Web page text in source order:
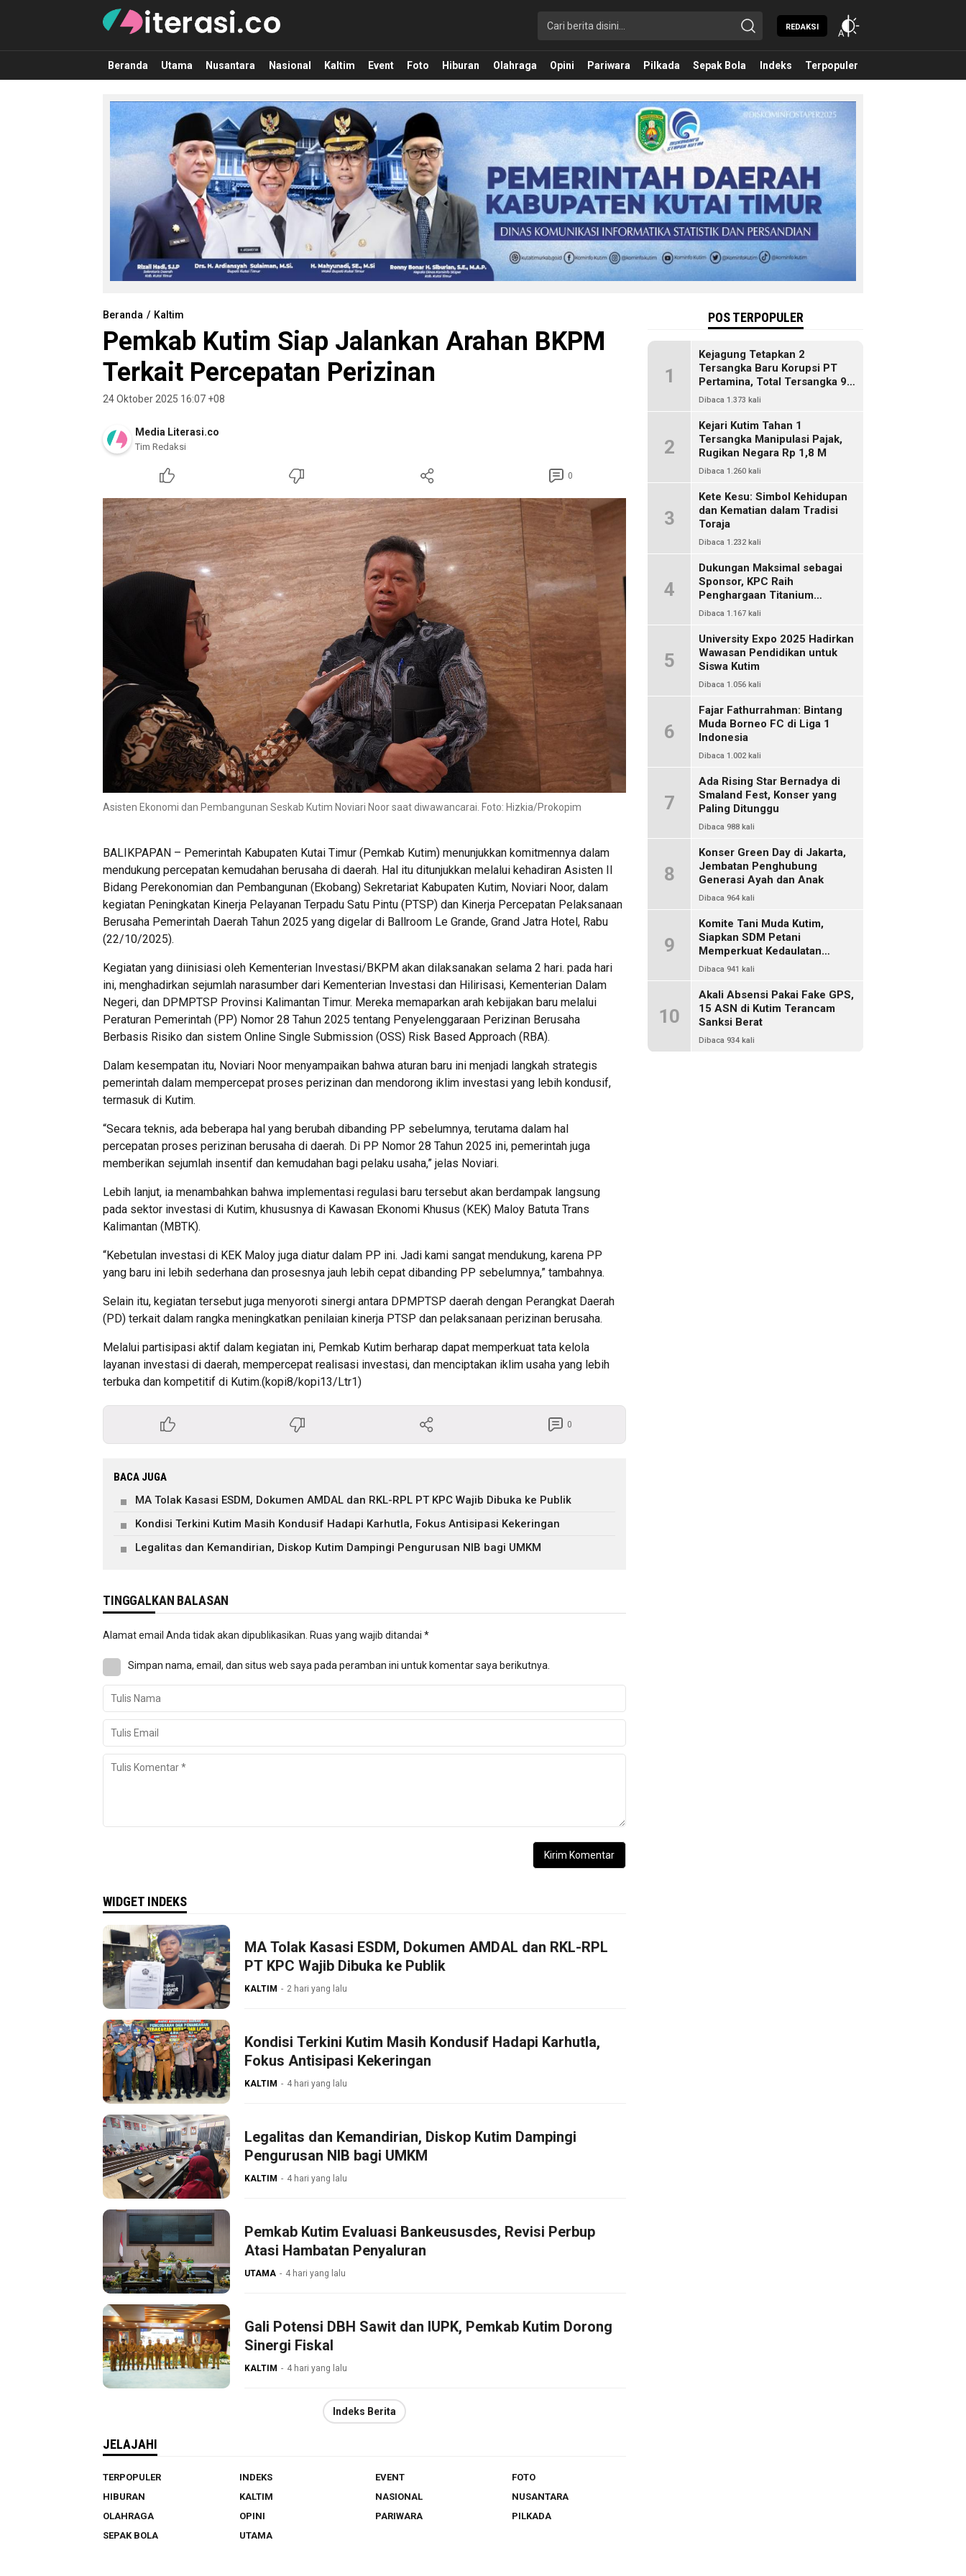
Literasi.co
Pilar Informasi
REDAKSI
Beranda Utama Nusantara Nasional Kaltim Event Foto Hiburan Olahraga Opini Pariwara Pilkada Sepak Bola Indeks Terpopuler
Beranda Kaltim
Pemkab Kutim Siap Jalankan Arahan BKPM
Terkait Percepatan Perizinan
24 Oktober 2025 16:07 +08
Media Literasi.co
Tim Redaksi
0
Asisten Ekonomi dan Pembangunan Seskab Kutim Noviari Noor saat diwawancarai. Foto: Hizkia/Prokopim
BALIKPAPAN – Pemerintah Kabupaten Kutai Timur (Pemkab Kutim) menunjukkan komitmennya dalam
mendukung percepatan kemudahan berusaha di daerah. Hal itu ditunjukkan melalui kehadiran Asisten II
Bidang Perekonomian dan Pembangunan (Ekobang) Sekretariat Kabupaten Kutim, Noviari Noor, dalam
kegiatan Peningkatan Kinerja Pelayanan Terpadu Satu Pintu (PTSP) dan Kinerja Percepatan Pelaksanaan
Berusaha Pemerintah Daerah Tahun 2025 yang digelar di Ballroom Le Grande, Grand Jatra Hotel, Rabu
(22/10/2025).
Kegiatan yang diinisiasi oleh Kementerian Investasi/BKPM akan dilaksanakan selama 2 hari. pada hari
ini, menghadirkan sejumlah narasumber dari Kementerian Investasi dan Hilirisasi, Kementerian Dalam
Negeri, dan DPMPTSP Provinsi Kalimantan Timur. Mereka memaparkan arah kebijakan baru melalui
Peraturan Pemerintah (PP) Nomor 28 Tahun 2025 tentang Penyelenggaraan Perizinan Berusaha
Berbasis Risiko dan sistem Online Single Submission (OSS) Risk Based Approach (RBA).
Dalam kesempatan itu, Noviari Noor menyampaikan bahwa aturan baru ini menjadi langkah strategis
pemerintah dalam mempercepat proses perizinan dan mendorong iklim investasi yang lebih kondusif,
termasuk di Kutim.
“Secara teknis, ada beberapa hal yang berubah dibanding PP sebelumnya, terutama dalam hal
percepatan proses perizinan berusaha di daerah. Di PP Nomor 28 Tahun 2025 ini, pemerintah juga
memberikan sejumlah insentif dan kemudahan bagi pelaku usaha,” jelas Noviari.
Lebih lanjut, ia menambahkan bahwa implementasi regulasi baru tersebut akan berdampak langsung
pada sektor investasi di Kutim, khususnya di Kawasan Ekonomi Khusus (KEK) Maloy Batuta Trans
Kalimantan (MBTK).
“Kebetulan investasi di KEK Maloy juga diatur dalam PP ini. Jadi kami sangat mendukung, karena PP
yang baru ini lebih sederhana dan prosesnya jauh lebih cepat dibanding PP sebelumnya,” tambahnya.
Selain itu, kegiatan tersebut juga menyoroti sinergi antara DPMPTSP daerah dengan Perangkat Daerah
(PD) terkait dalam rangka meningkatkan penilaian kinerja PTSP dan pelaksanaan perizinan berusaha.
Melalui partisipasi aktif dalam kegiatan ini, Pemkab Kutim berharap dapat memperkuat tata kelola
layanan investasi di daerah, mempercepat realisasi investasi, dan menciptakan iklim usaha yang lebih
terbuka dan kompetitif di Kutim.(kopi8/kopi13/Ltr1)
0
BACA JUGA
MA Tolak Kasasi ESDM, Dokumen AMDAL dan RKL-RPL PT KPC Wajib Dibuka ke Publik
Kondisi Terkini Kutim Masih Kondusif Hadapi Karhutla, Fokus Antisipasi Kekeringan
Legalitas dan Kemandirian, Diskop Kutim Dampingi Pengurusan NIB bagi UMKM
TINGGALKAN BALASAN
Alamat email Anda tidak akan dipublikasikan. Ruas yang wajib ditandai *
Simpan nama, email, dan situs web saya pada peramban ini untuk komentar saya berikutnya.
WIDGET INDEKS
MA Tolak Kasasi ESDM, Dokumen AMDAL dan RKL-RPL
PT KPC Wajib Dibuka ke Publik
KALTIM 2 hari yang lalu
Kondisi Terkini Kutim Masih Kondusif Hadapi Karhutla,
Fokus Antisipasi Kekeringan
KALTIM 4 hari yang lalu
Legalitas dan Kemandirian, Diskop Kutim Dampingi
Pengurusan NIB bagi UMKM
KALTIM 4 hari yang lalu
Pemkab Kutim Evaluasi Bankeususdes, Revisi Perbup
Atasi Hambatan Penyaluran
UTAMA 4 hari yang lalu
Gali Potensi DBH Sawit dan IUPK, Pemkab Kutim Dorong
Sinergi Fiskal
KALTIM 4 hari yang lalu
Indeks Berita
JELAJAHI
TERPOPULER INDEKS EVENT
FOTO
HIBURAN
KALTIM NASIONAL
NUSANTARA
OLAHRAGA
OPINI PARIWARA
PILKADA
SEPAK BOLA
UTAMA
POS TERPOPULER
1
Kejagung Tetapkan 2
Tersangka Baru Korupsi PT
Pertamina, Total Tersangka 9
Orang
Dibaca 1.373 kali
2
Kejari Kutim Tahan 1
Tersangka Manipulasi Pajak,
Rugikan Negara Rp 1,8 M
Dibaca 1.260 kali
3
Kete Kesu: Simbol Kehidupan
dan Kematian dalam Tradisi
Toraja
Dibaca 1.232 kali
4
Dukungan Maksimal sebagai
Sponsor, KPC Raih
Penghargaan Titanium
Pemkab Kutim
Dibaca 1.167 kali
5
University Expo 2025 Hadirkan
Wawasan Pendidikan untuk
Siswa Kutim
Dibaca 1.056 kali
6
Fajar Fathurrahman: Bintang
Muda Borneo FC di Liga 1
Indonesia
Dibaca 1.002 kali
7
Ada Rising Star Bernadya di
Smaland Fest, Konser yang
Paling Ditunggu
Dibaca 988 kali
8
Konser Green Day di Jakarta,
Jembatan Penghubung
Generasi Ayah dan Anak
Dibaca 964 kali
9
Komite Tani Muda Kutim,
Siapkan SDM Petani
Memperkuat Kedaulatan
Pangan
Dibaca 941 kali
10
Akali Absensi Pakai Fake GPS,
15 ASN di Kutim Terancam
Sanksi Berat
Dibaca 934 kali